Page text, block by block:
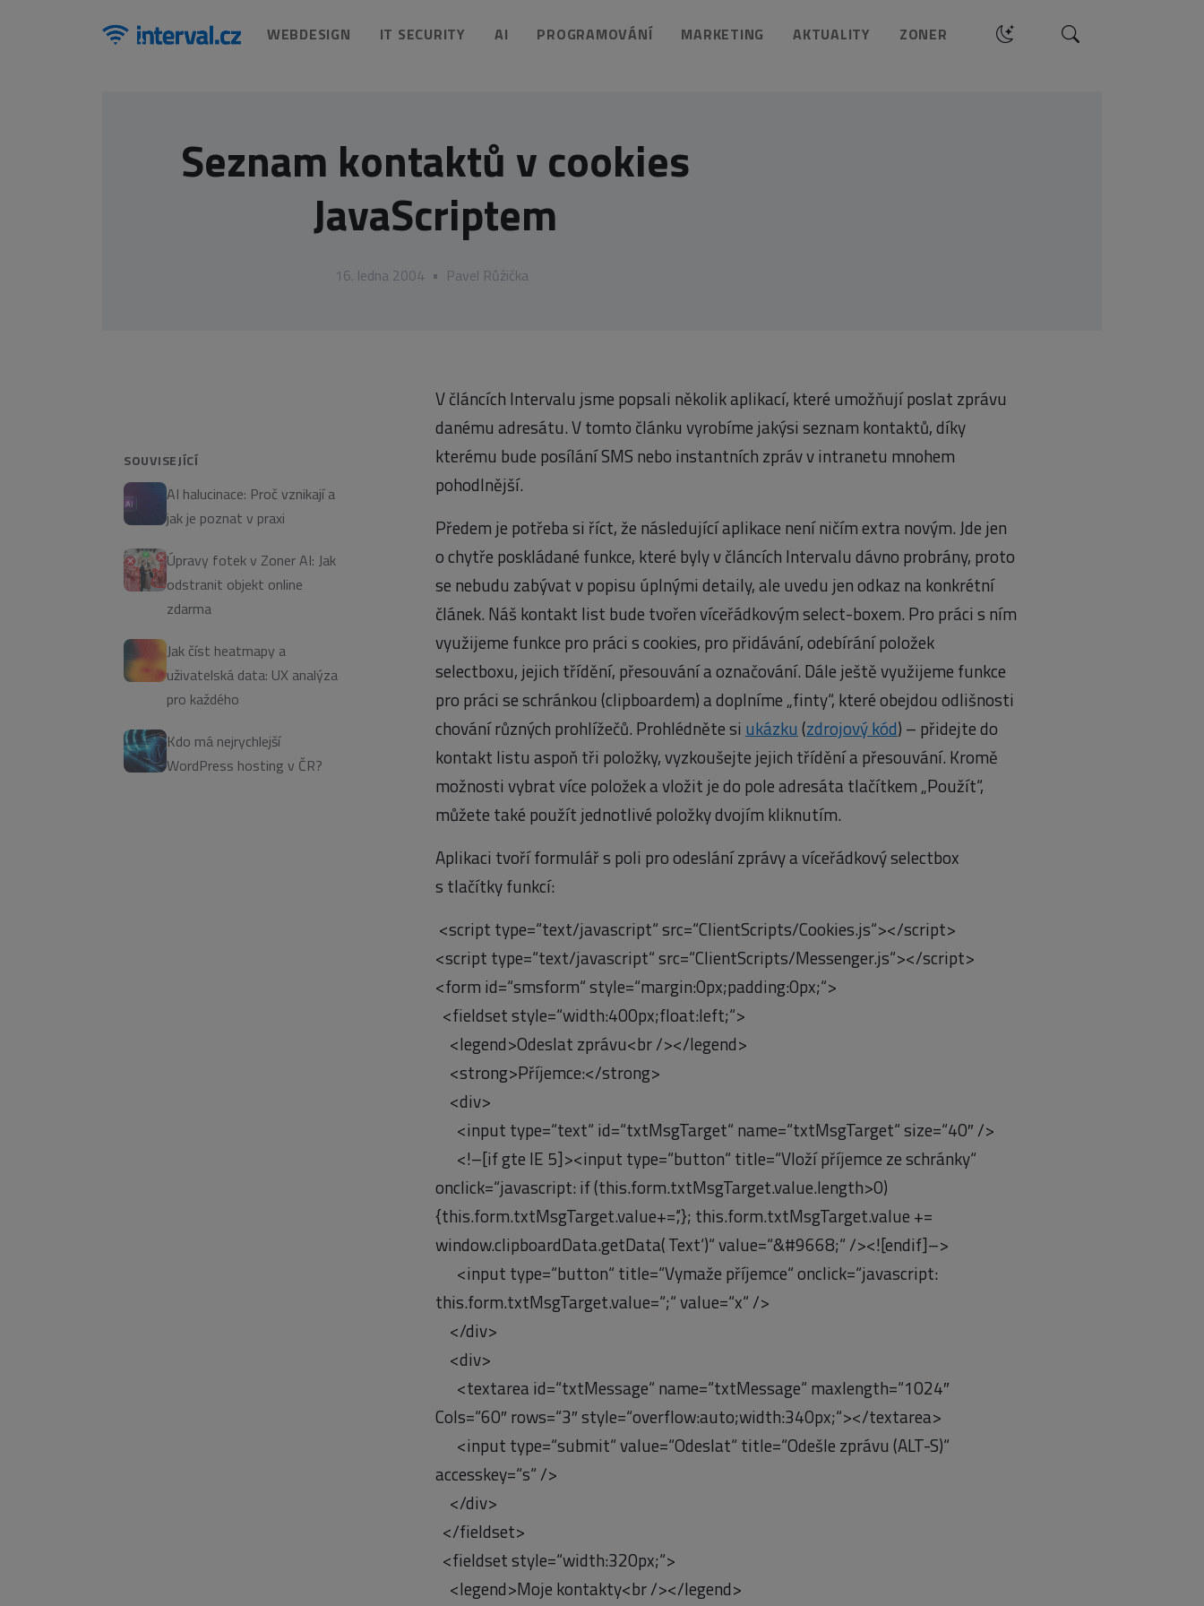
WEBDESIGN IT SECURITY AI PROGRAMOVÁNÍ MARKETING AKTUALITY ZONER Hledat
Seznam kontaktů v cookies
JavaScriptem
16. ledna 2004 • Pavel Růžička
SOUVISEJÍCÍ
AI halucinace: Proč vznikají a
jak je poznat v praxi
Úpravy fotek v Zoner AI: Jak
odstranit objekt online
zdarma
Jak číst heatmapy a
uživatelská data: UX analýza
pro každého
Kdo má nejrychlejší
WordPress hosting v ČR?
V článcích Intervalu jsme popsali několik aplikací, které umožňují poslat zprávu
danému adresátu. V tomto článku vyrobíme jakýsi seznam kontaktů, díky
kterému bude posílání SMS nebo instantních zpráv v intranetu mnohem
pohodlnější.
Předem je potřeba si říct, že následující aplikace není ničím extra novým. Jde jen
o chytře poskládané funkce, které byly v článcích Intervalu dávno probrány, proto
se nebudu zabývat v popisu úplnými detaily, ale uvedu jen odkaz na konkrétní
článek. Náš kontakt list bude tvořen víceřádkovým select-boxem. Pro práci s ním
využijeme funkce pro práci s cookies, pro přidávání, odebírání položek
selectboxu, jejich třídění, přesouvání a označování. Dále ještě využijeme funkce
pro práci se schránkou (clipboardem) a doplníme „finty“, které obejdou odlišnosti
chování různých prohlížečů. Prohlédněte si ukázku (zdrojový kód) – přidejte do
kontakt listu aspoň tři položky, vyzkoušejte jejich třídění a přesouvání. Kromě
možnosti vybrat více položek a vložit je do pole adresáta tlačítkem „Použít“,
můžete také použít jednotlivé položky dvojím kliknutím.
Aplikaci tvoří formulář s poli pro odeslání zprávy a víceřádkový selectbox
s tlačítky funkcí:
<script type=“text/javascript“ src=“ClientScripts/Cookies.js“></script>
<script type=“text/javascript“ src=“ClientScripts/Messenger.js“></script>
<form id=“smsform“ style=“margin:0px;padding:0px;“>
<fieldset style=“width:400px;float:left;“>
<legend>Odeslat zprávu<br /></legend>
<strong>Příjemce:</strong>
<div>
<input type=“text“ id=“txtMsgTarget“ name=“txtMsgTarget“ size=“40″ />
<!–[if gte IE 5]><input type=“button“ title=“Vloží příjemce ze schránky“
onclick=“javascript: if (this.form.txtMsgTarget.value.length>0)
{this.form.txtMsgTarget.value+=‘,‘}; this.form.txtMsgTarget.value +=
window.clipboardData.getData(‚Text‘)“ value=“&#9668;“ /><![endif]–>
<input type=“button“ title=“Vymaže příjemce“ onclick=“javascript:
this.form.txtMsgTarget.value=“;“ value=“x“ />
</div>
<div>
<textarea id=“txtMessage“ name=“txtMessage“ maxlength=“1024″
Cols=“60″ rows=“3″ style=“overflow:auto;width:340px;“></textarea>
<input type=“submit“ value=“Odeslat“ title=“Odešle zprávu (ALT-S)“
accesskey=“s“ />
</div>
</fieldset>
<fieldset style=“width:320px;“>
<legend>Moje kontakty<br /></legend>